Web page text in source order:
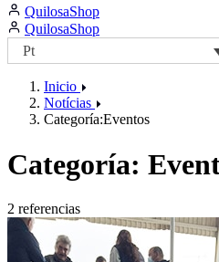
page
page
https://facebook.com/
page
QuilosaShop
QuilosaShop
Pt
Inicio
Notícias
Categoría:Eventos
Categoría:
2 referencias